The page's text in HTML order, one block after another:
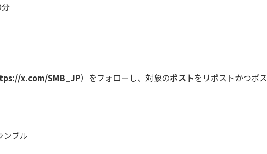
x.com/SMB_JP）をフォローし、対象のポストをリポストかつポ
ンブル